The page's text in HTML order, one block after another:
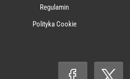
Regulamin
Polityka Cookie